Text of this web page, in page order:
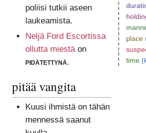
poliisi tutkii aseen
laukeamista.
Neljä Ford Escortissa
ollutta miestäon
pidätettynä.
pitää vangita
Kuusi ihmistä on tähän
mennessä saanut
place
time